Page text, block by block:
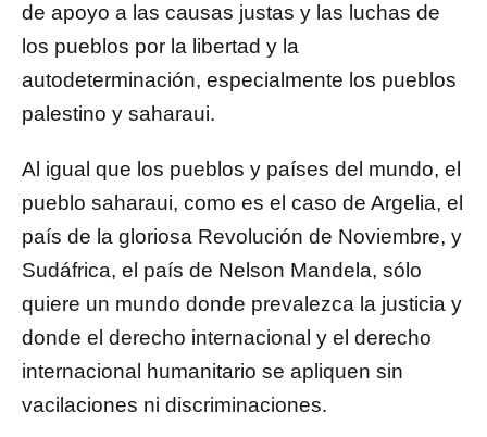
de apoyo a las causas justas y las luchas de
los pueblos por la libertad y la
autodeterminación, especialmente los pueblos
palestino y saharaui.
Al igual que los pueblos y países del mundo, el
pueblo saharaui, como es el caso de Argelia, el
país de la gloriosa Revolución de Noviembre, y
Sudáfrica, el país de Nelson Mandela, sólo
quiere un mundo donde prevalezca la justicia y
donde el derecho internacional y el derecho
internacional humanitario se apliquen sin
vacilaciones ni discriminaciones.